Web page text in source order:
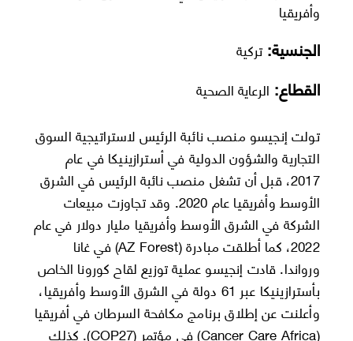
وأفريقيا
الجنسية:تركية
القطاع: الرعاية الصحية
تولت إنجيسو منصب نائبة الرئيس لاستراتيجية السوق
التجارية والشؤون الدولية في أسترازينيكا في عام
2017، قبل أن تشغل منصب نائبة الرئيس في الشرق
الأوسط وأفريقيا عام 2020. وقد تجاوزت مبيعات
الشركة في الشرق الأوسط وأفريقيا مليار دولار في عام
2022، كما أطلقت مبادرة (AZ Forest) في غانا
ورواندا. قادت إنجيسو عملية توزيع لقاح كورونا الخاص
بأسترازينيكا عبر 61 دولة في الشرق الأوسط وأفريقيا،
وأعلنت عن إطلاق برنامج مكافحة السرطان في أفريقيا
(Cancer Care Africa) في مؤتمر (COP27). كذلك